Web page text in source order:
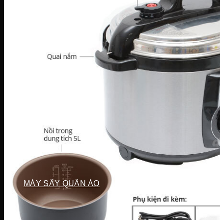
Điều hòa Sunhouse
Điều hòa Fujiaire
Điều hòa General
Điều hòa Sumikura
Máy giặt Casper
Máy giặt Toshiba
Máy giặt SamSung
Máy giặt Panasonic
Máy giặt Electrolux
MÁY SẤY QUẦN ÁO
Máy sấy LG
Máy sấy Aqua